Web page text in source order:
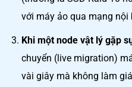
với máy ảo qua mạng nội
Khi một node vật lý gặp
chuyển (live migration)
vài giây mà không làm